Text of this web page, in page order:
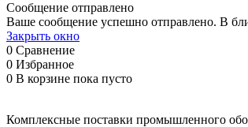
Сообщение отправлено
Ваше сообщение успешно отправлено. В
Закрыть окно
0 Сравнение
0 Избранное
0 В корзине пока пусто
Комплексные поставки промышленного